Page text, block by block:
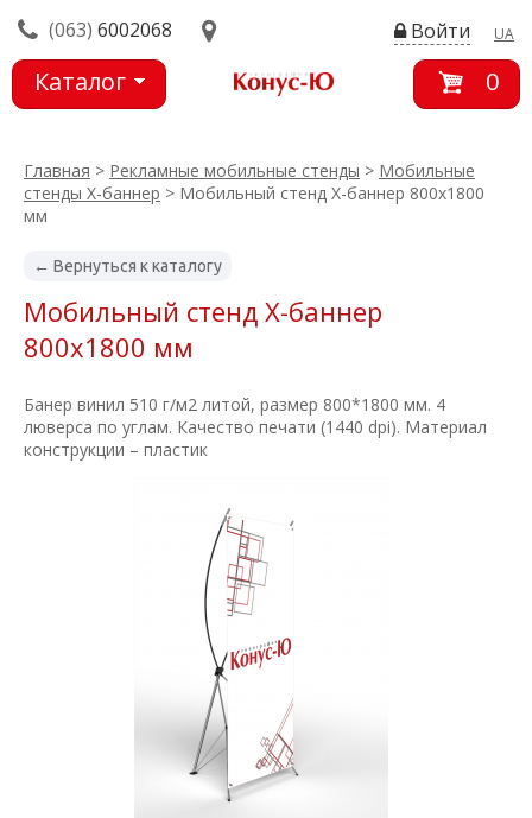
(063) 6002068 UA
Войти
Каталог
0
Главная > Рекламные мобильные стенды > Мобильные
стенды X-баннер > Мобильный стенд X-баннер 800х1800
мм
← Вернуться к каталогу
Мобильный стенд X-баннер
800х1800 мм
Банер винил 510 г/м2 литой, размер 800*1800 мм. 4
люверса по углам. Качество печати (1440 dpi). Материал
конструкции – пластик